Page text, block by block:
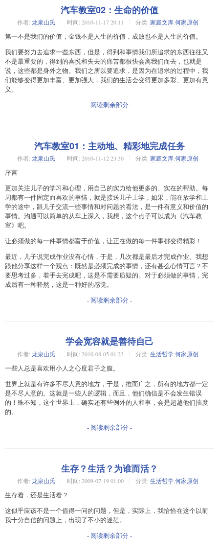
汽车教室02：生命的价值
作者: 龙泉山氏 时间: 2010-11-17 20:11 分类: 家庭文库,何家原创
第一不是我们的价值，金钱不是人生的价值，成败也不是人生的价值。
我们要努力去追求一些东西，但是，得到和事情我们所追求的东西往往又
不是最重要的，得到的喜悦和失去的痛苦都很快会离我们而去，也就是
说，这些都是身外之物。我们之所以要追求，是因为在追求的过程中，我
们能够变得更加丰富、更加强大，我们的生活会变得更加多彩、更加有意
义。
- 阅读剩余部分 -
汽车教室01：主动地、精彩地完成任务
作者: 龙泉山氏 时间: 2010-11-12 23:30 分类: 家庭文库,何家原创
序言
更加关注儿子的学习和心理，用自己的实力给他更多的、实在的帮助。每
周都有一件固定而喜欢的事情，就是接送儿子上学，如果，能在放学和上
学的途中，跟儿子交流一些事情和对问题的看法，是一件有意义和价值的
事情。沟通可以简单的从车上深入，我想，这个点子可以成为《汽车教
室》吧。
让必须做的每一件事情都富于价值，让正在做的每一件事都变得精彩！
最近，儿子说完成作业没有心情，于是，几次都是最后才完成作业。我想
跟他分享这样一个观点：既然是必须完成的事情，还有甚么心情可言？不
要思考过多，着手去完成吧，这是不需要质疑的。对于必须做的事情，完
成后有一种释然，这是一种好的感觉。
- 阅读剩余部分 -
学会宽容就是善待自己
作者: 龙泉山氏 时间: 2010-08-05 01:23 分类: 生活哲学,何家原创
一些人总是喜欢用小人之心度君子之腹。
世界上就是有许多不尽人意的地方，于是，推而广之，所有的地方都一定
是不尽人意的。这就是一些人的逻辑，而且，他们确信是不会发生错误
的！殊不知，这个世界上，确实还有些例外的人和事，会是超越他们揣度
的。
- 阅读剩余部分 -
生存？生活？为谁而活？
作者: 龙泉山氏 时间: 2009-07-19 01:00 分类: 生活哲学,何家原创
生存着，还是生活着？
这似乎应该不是一个值得一问的问题，但是，实际上，我恰恰在这个以前
我十分自信的问题上，出现了不小的迷茫。
- 阅读剩余部分 -